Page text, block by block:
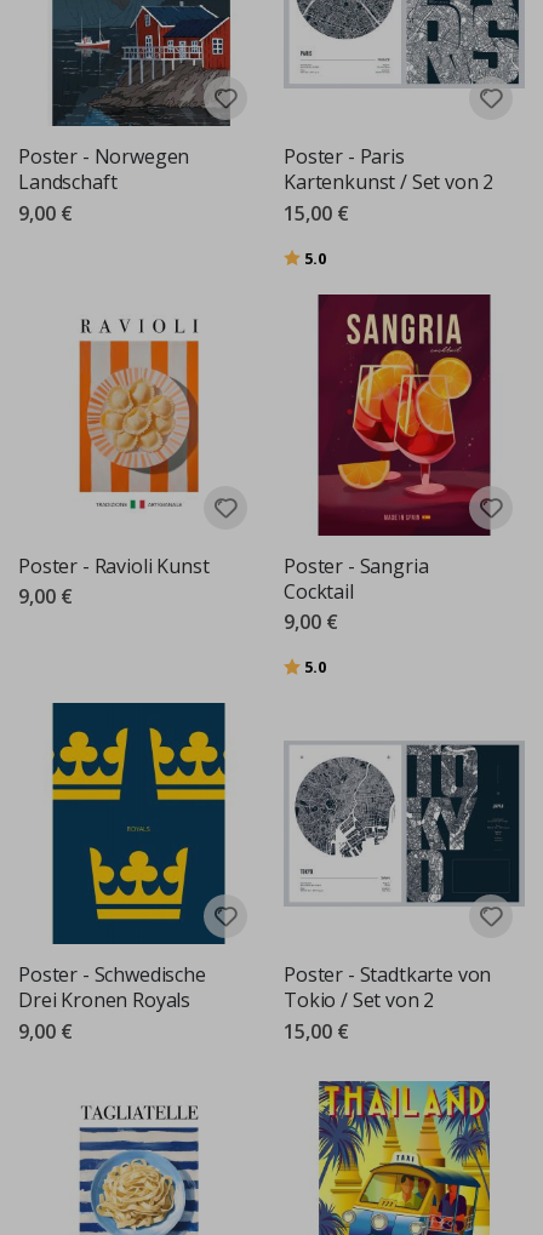
Poster - Norwegen
Landschaft
9,00 €
Poster - Paris
Kartenkunst / Set von 2
15,00 €
Bewertung:
5.0
Poster - Ravioli Kunst
9,00 €
Poster - Sangria
Cocktail
9,00 €
Bewertung:
5.0
Poster - Schwedische
Drei Kronen Royals
9,00 €
Poster - Stadtkarte von
Tokio / Set von 2
15,00 €